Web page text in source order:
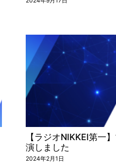
【ラジオNIKKEI第一
演しました
2024年2月1日